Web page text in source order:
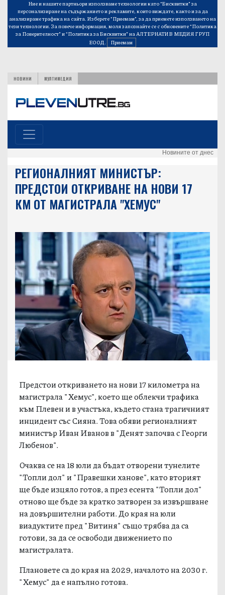
Ние и нашите партньори използваме технологии като “Бисквитки” за
персонализиране на съдържанието и рекламите, които виждате, както и за да
анализираме трафика на сайта. Изберете “Приемам”, за да приемете използването на
тези технологии. За повече информация, моля запознайте се с обновените“Политика
за Поверителност”и“Политика за Бисквитки”на АЛТЕРНАТИВ МЕДИЯ ГРУП
ЕООД.
Приемам
НОВИНИ МУЛТИМЕДИЯ
Новините от днес
РЕГИОНАЛНИЯТ МИНИСТЪР:
ПРЕДСТОИ ОТКРИВАНЕ НА НОВИ 17
КМ ОТ МАГИСТРАЛА "ХЕМУС"
Предстои откриването на нови 17 километра на
магистрала "Хемус", което ще облекчи трафика
към Плевен и в участъка, където стана трагичният
инцидент със Сияна. Това обяви регионалният
министър Иван Иванов в "Денят започва с Георги
Любенов".
Очаква се на 18 юли да бъдат отворени тунелите
"Топли дол" и "Правешки ханове", като вторият
ще бъде изцяло готов, а през есента "Топли дол"
отново ще бъде за кратко затворен за извършване
на довършителни работи. До края на юли
виадуктите пред "Витиня" също трябва да са
готови, за да се освободи движението по
магистралата.
Плановете са до края на 2029, началото на 2030 г.
"Хемус" да е напълно готова.